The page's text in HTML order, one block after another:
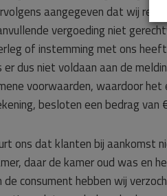
aangegeven dat wij
vergoeding niet
of instemming met ons
er dus niet voldaan aan de
voorwaarden, waardoor
besloten een bedrag
ons dat klanten bij aankomst
daar de kamer oud was en
de consument hebben wij